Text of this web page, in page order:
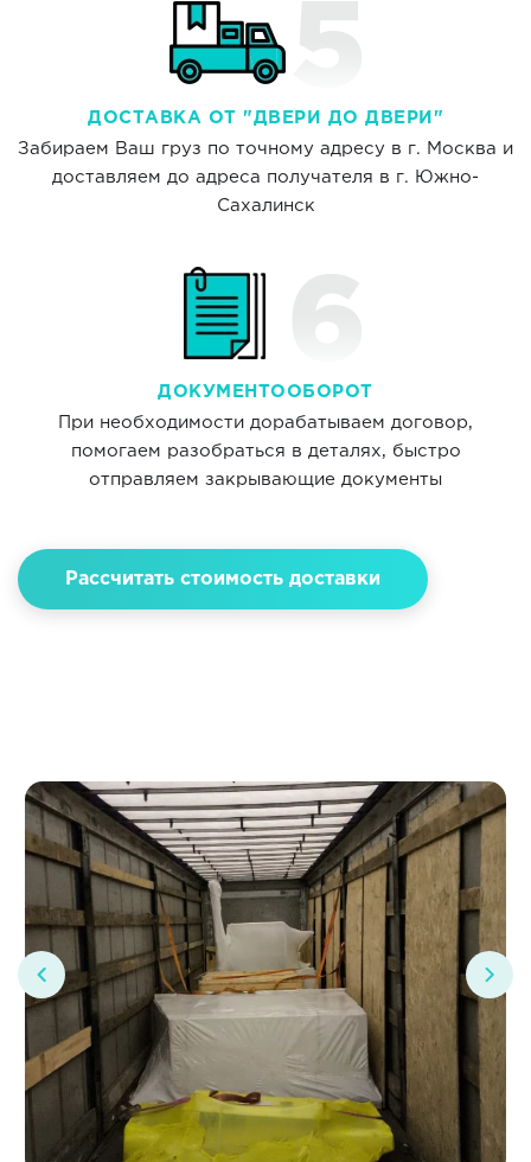
ДОСТАВКА ОТ "ДВЕРИ ДО ДВЕРИ"
Забираем Ваш груз по точному адресу в г. Москва и
доставляем до адреса получателя в г. Южно-
Сахалинск
ДОКУМЕНТООБОРОТ
При необходимости дорабатываем договор,
помогаем разобраться в деталях, быстро
отправляем закрывающие документы
Рассчитать стоимость доставки